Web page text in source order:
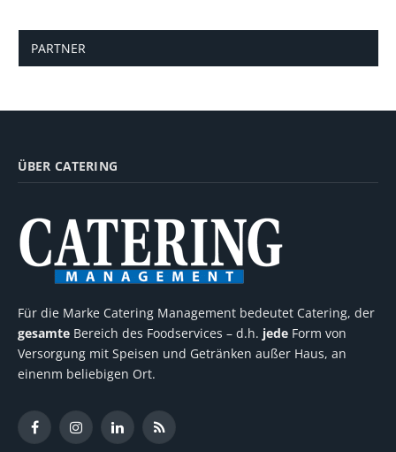
PARTNER
ÜBER CATERING
Für die Marke Catering Management bedeutet Catering, der
gesamte Bereich des Foodservices – d.h. jede Form von
Versorgung mit Speisen und Getränken außer Haus, an
einenm beliebigen Ort.
FacebookInstagramLinkedInRSS